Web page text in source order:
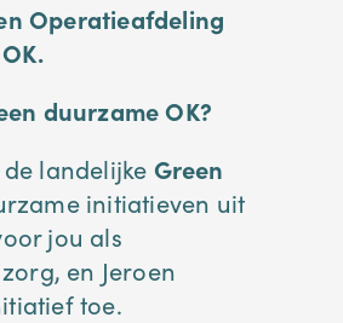
Operatieafdeling
duurzame OK?
landelijke Green
initiatieven uit
jou als
en Jeroen
toe.